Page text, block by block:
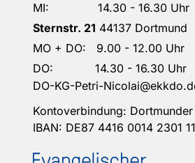
MI: 14.30 - 16.30 Uhr
Sternstr. 21 44137 Dortmund
MO + DO: 9.00 - 12.00 Uhr
DO: 14.30 - 16.30 Uhr
DO-KG-Petri-
Kontoverbindung:
IBAN: DE87 4416 0014 2301